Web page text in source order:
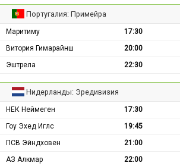
Португалия: Примейра
Маритиму 17:30
Витория Гимарайнш
20:00
Эштрела
22:30
Нидерланды: Эредивизия
НЕК Неймеген 17:30
Гоу Эхед Иглс
19:45
ПСВ Эйндховен
21:00
АЗ Алкмар
22:00